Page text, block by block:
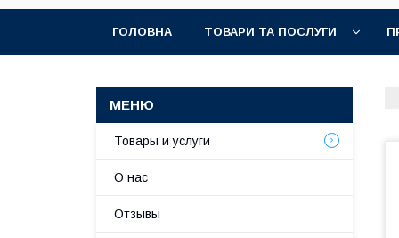
ГОЛОВНА ТОВАРИ ТА ПОСЛУГИ
Товары и услуги
О нас
Отзывы